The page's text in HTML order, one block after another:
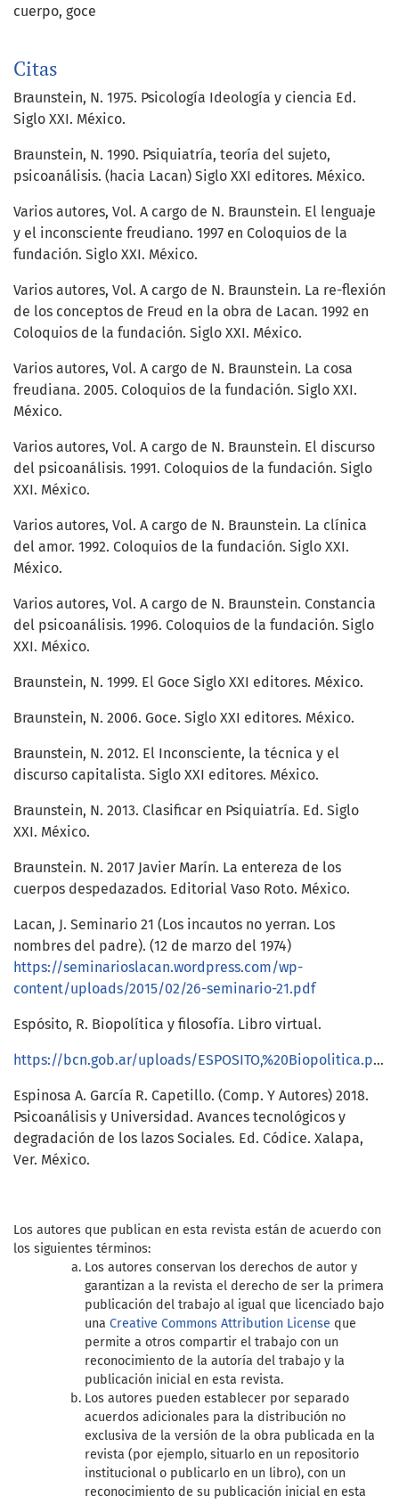
cuerpo goce
Citas
Braunstein, N. 1975. Psicología Ideología y ciencia Ed.
Siglo XXI. México.
Braunstein, N. 1990. Psiquiatría, teoría del sujeto,
psicoanálisis. (hacia Lacan) Siglo XXI editores. México.
Varios autores, Vol. A cargo de N. Braunstein. El lenguaje
y el inconsciente freudiano. 1997 en Coloquios de la
fundación. Siglo XXI. México.
Varios autores, Vol. A cargo de N. Braunstein. La re-flexión
de los conceptos de Freud en la obra de Lacan. 1992 en
Coloquios de la fundación. Siglo XXI. México.
Varios autores, Vol. A cargo de N. Braunstein. La cosa
freudiana. 2005. Coloquios de la fundación. Siglo XXI.
México.
Varios autores, Vol. A cargo de N. Braunstein. El discurso
del psicoanálisis. 1991. Coloquios de la fundación. Siglo
XXI. México.
Varios autores, Vol. A cargo de N. Braunstein. La clínica
del amor. 1992. Coloquios de la fundación. Siglo XXI.
México.
Varios autores, Vol. A cargo de N. Braunstein. Constancia
del psicoanálisis. 1996. Coloquios de la fundación. Siglo
XXI. México.
Braunstein, N. 1999. El Goce Siglo XXI editores. México.
Braunstein, N. 2006. Goce. Siglo XXI editores. México.
Braunstein, N. 2012. El Inconsciente, la técnica y el
discurso capitalista. Siglo XXI editores. México.
Braunstein, N. 2013. Clasificar en Psiquiatría. Ed. Siglo
XXI. México.
Braunstein. N. 2017 Javier Marín. La entereza de los
cuerpos despedazados. Editorial Vaso Roto. México.
Lacan, J. Seminario 21 (Los incautos no yerran. Los
nombres del padre). (12 de marzo del 1974)
https://seminarioslacan.wordpress.com/wp-
content/uploads/2015/02/26-seminario-21.pdf
Espósito, R. Biopolítica y filosofía. Libro virtual.
https://bcn.gob.ar/uploads/ESPOSITO,%20Biopolitica.pdf
Espinosa A. García R. Capetillo. (Comp. Y Autores) 2018.
Psicoanálisis y Universidad. Avances tecnológicos y
degradación de los lazos Sociales. Ed. Códice. Xalapa,
Ver. México.
Los autores que publican en esta revista están de acuerdo con
los siguientes términos:
Los autores conservan los derechos de autor y
garantizan a la revista el derecho de ser la primera
publicación del trabajo al igual que licenciado bajo
una Creative Commons Attribution License que
permite a otros compartir el trabajo con un
reconocimiento de la autoría del trabajo y la
publicación inicial en esta revista.
Los autores pueden establecer por separado
acuerdos adicionales para la distribución no
exclusiva de la versión de la obra publicada en la
revista (por ejemplo, situarlo en un repositorio
institucional o publicarlo en un libro), con un
reconocimiento de su publicación inicial en esta